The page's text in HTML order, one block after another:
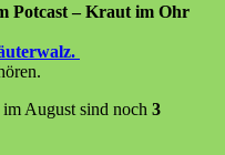
Potcast – Kraut im Ohr
im August sind noch 3